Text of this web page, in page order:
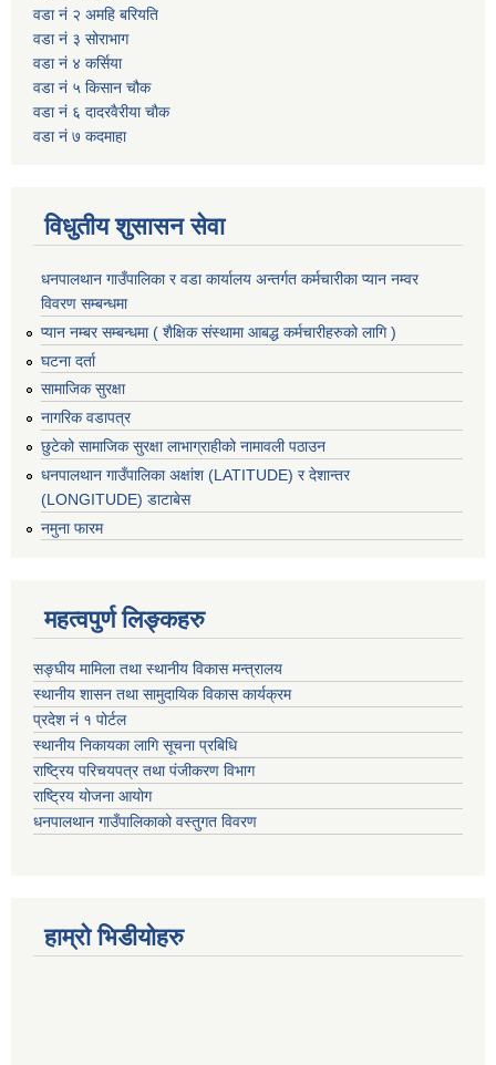
वडा नं २ अमहि बरियति
वडा नं ३ सोराभाग
वडा नं ४ कर्सिया
वडा नं ५ किसान चौक
वडा नं ६ दादरवैरीया चाैक
वडा नं ७ कदमाहा
विधुतीय शुसासन सेवा
धनपालथान गाउँपालिका र वडा कार्यालय अन्तर्गत कर्मचारीका प्यान नम्वर
विवरण सम्बन्धमा
प्यान नम्बर सम्बन्धमा ( शैक्षिक संस्थामा आबद्ध कर्मचारीहरुको लागि )
घटना दर्ता
सामाजिक सुरक्षा
नागरिक वडापत्र
छुटेको सामाजिक सुरक्षा लाभाग्राहीको नामावली पठाउन
धनपालथान गाउँपालिका अक्षांश (LATITUDE) र देशान्तर
(LONGITUDE) डाटाबेस
नमुना फारम
महत्वपुर्ण लिङ्कहरु
सङ्घीय मामिला तथा स्थानीय विकास मन्त्रालय
स्थानीय शासन तथा सामुदायिक विकास कार्यक्रम
प्रदेश नं १ पोर्टल
स्थानीय निकायका लागि सूचना प्रबिधि
राष्ट्रिय परिचयपत्र तथा पंजीकरण विभाग
राष्ट्रिय योजना आयोग
धनपालथान गाउँपालिकाको वस्तुगत विवरण
हाम्रो भिडीयोहरु